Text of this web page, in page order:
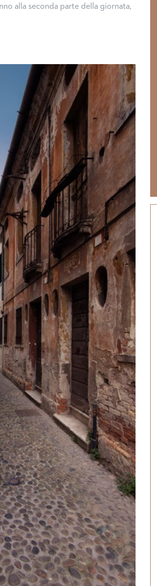
alla seconda parte della giornata,
Halloween, tradizioni dal mondo